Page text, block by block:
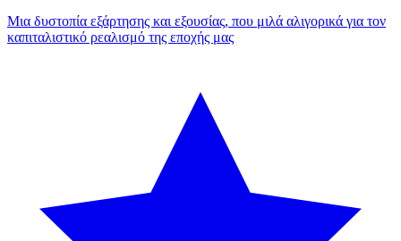
Μια δυστοπία εξάρτησης και εξουσίας, που μιλά αλιγορικά για τον
καπιταλιστικό ρεαλισμό της εποχής μας